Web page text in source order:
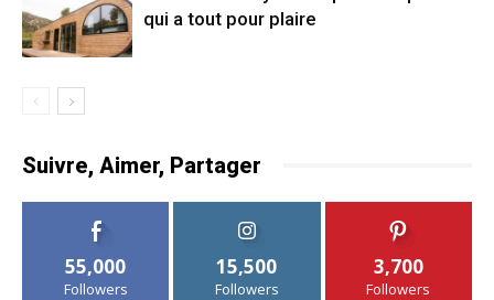
qui a tout pour plaire
Suivre, Aimer, Partager
55,000
Followers
15,500
Followers
3,700
Followers